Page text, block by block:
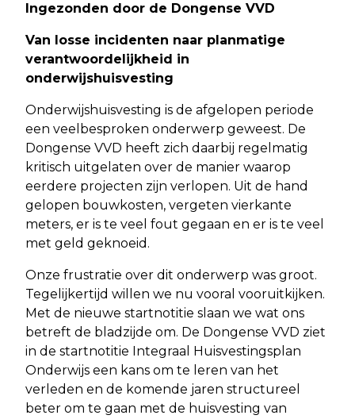
Ingezonden door de Dongense VVD
Van losse incidenten naar planmatige
verantwoordelijkheid in
onderwijshuisvesting
Onderwijshuisvesting is de afgelopen periode
een veelbesproken onderwerp geweest. De
Dongense VVD heeft zich daarbij regelmatig
kritisch uitgelaten over de manier waarop
eerdere projecten zijn verlopen. Uit de hand
gelopen bouwkosten, vergeten vierkante
meters, er is te veel fout gegaan en er is te veel
met geld geknoeid.
Onze frustratie over dit onderwerp was groot.
Tegelijkertijd willen we nu vooral vooruitkijken.
Met de nieuwe startnotitie slaan we wat ons
betreft de bladzijde om. De Dongense VVD ziet
in de startnotitie Integraal Huisvestingsplan
Onderwijs een kans om te leren van het
verleden en de komende jaren structureel
beter om te gaan met de huisvesting van